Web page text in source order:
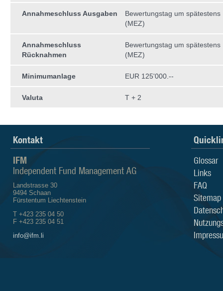
Annahmeschluss Ausgaben
Bewertungstag um spätestens
(MEZ)
Annahmeschluss
Rücknahmen
Bewertungstag um spätestens
(MEZ)
Minimumanlage EUR 125'000.--
Valuta T + 2
Kontakt
IFM
Independent Fund Management AG
Landstrasse 30
9494 Schaan
Fürstentum Liechtenstein
T +423 235 04 50
F +423 235 04 51
info@ifm.li
Glossar
Links
FAQ
Sitemap